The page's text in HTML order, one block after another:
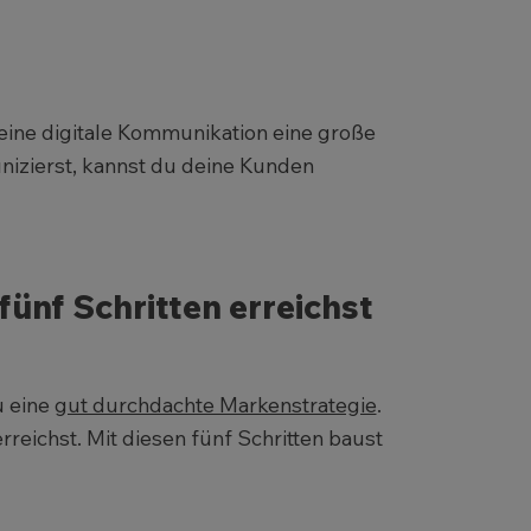
digitale Kommunikation eine große
kannst du deine Kunden
Schritten erreichst
eine gut durchdachte Markenstrategie.
Mit diesen fünf Schritten baust